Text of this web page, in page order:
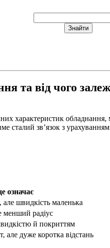
та від чого
характеристик
сталий звʼязок з
означає
швидкість маленька
менший радіус
й покриттям
але дуже коротка відстань